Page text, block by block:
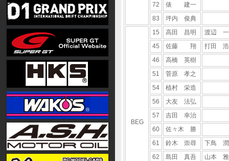
72
俵 建一
83
坪内 俊典
BEG
15 高田 昌明
渡辺
45
佐藤 翔
打田
46
高橋 英樹
51
菅原 孝之
54
植村 栄造
56
大友 法弘
57
吉田 幸治
60
佐々木 勝
61
鈴木 崇尋
下鳥
62
島田 真吾
山本